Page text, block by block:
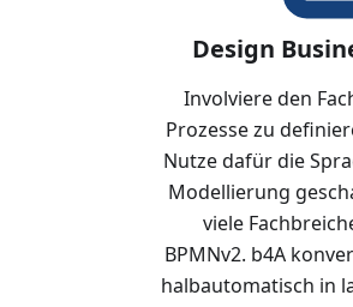
Design
Involviere den
Prozesse zu
Nutze dafür die
Modellierung
viele
BPMNv2. b4A
halbautomatisch in